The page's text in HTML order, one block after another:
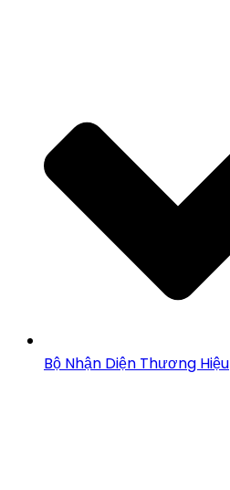
Bộ Nhận Diện Thương Hiệu